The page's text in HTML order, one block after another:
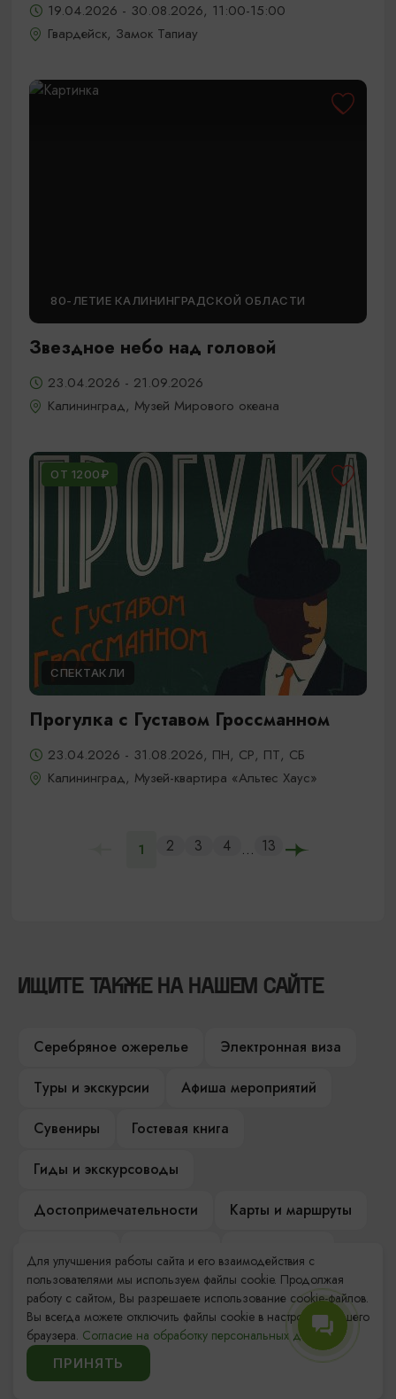
19.04.2026 - 30.08.2026, 11:00-15:00
Гвардейск, Замок Тапиау
80-ЛЕТИЕ КАЛИНИНГРАДСКОЙ ОБЛАСТИ
Звездное небо над головой
23.04.2026 - 21.09.2026
Калининград, Музей Мирового океана
ОТ 1200₽
СПЕКТАКЛИ
Прогулка с Густавом Гроссманном
23.04.2026 - 31.08.2026, ПН, СР, ПТ, СБ
Калининград, Музей-квартира «Альтес Хаус»
1 2 3 4 ... 13
ИЩИТЕ ТАКЖЕ НА НАШЕМ САЙТЕ
Серебряное ожерелье
Электронная виза
Туры и экскурсии
Афиша мероприятий
Сувениры
Гостевая книга
Гиды и экскурсоводы
Достопримечательности
Карты и маршруты
Компас Балтийской кухни
Настоящий Калининградец
Музеи
Для улучшения работы сайта и его взаимодействия с
пользователями мы используем файлы cookie. Продолжая
работу с сайтом, Вы разрешаете использование cookie-файлов.
Вы всегда можете отключить файлы cookie в настройках Вашего
браузера. Согласие на обработку персональных данных.
ПРИНЯТЬ